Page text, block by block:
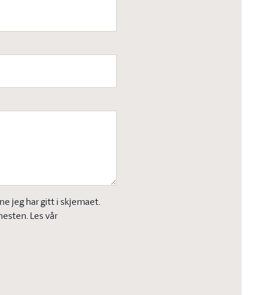
jeg har gitt i skjemaet.
Les vår